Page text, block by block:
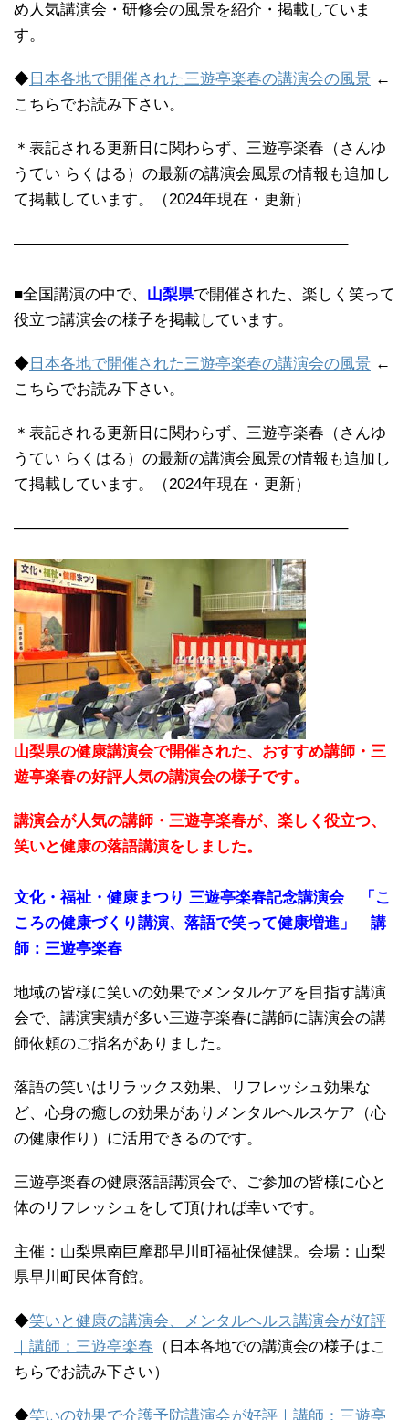
め人気講演会・研修会の風景を紹介・掲載していま
す。
◆ 日本各地で開催された三遊亭楽春の講演会の風景 ←
こちらでお読み下さい。
＊表記される更新日に関わらず、三遊亭楽春（さんゆ
うてい らくはる）の最新の講演会風景の情報も追加し
て掲載しています。（2024年現在・更新）
—————————————————————–
■全国講演の中で、 山梨県で開催された、楽しく笑って
役立つ講演会の様子を掲載しています。
◆ 日本各地で開催された三遊亭楽春の講演会の風景 ←
こちらでお読み下さい。
＊表記される更新日に関わらず、三遊亭楽春（さんゆ
うてい らくはる）の最新の講演会風景の情報も追加し
て掲載しています。（2024年現在・更新）
—————————————————————–
山梨県の健康講演会で開催された、おすすめ講師・三
遊亭楽春の好評人気の講演会の様子です。
講演会が人気の講師・三遊亭楽春が、楽しく役立つ、
笑いと健康の落語講演をしました。
文化・福祉・健康まつり 三遊亭楽春記念講演会 「こ
ころの健康づくり講演、落語で笑って健康増進」 講
師：三遊亭楽春
地域の皆様に笑いの効果でメンタルケアを目指す講演
会で、講演実績が多い三遊亭楽春に講師に講演会の講
師依頼のご指名がありました。
落語の笑いはリラックス効果、リフレッシュ効果な
ど、心身の癒しの効果がありメンタルヘルスケア（心
の健康作り）に活用できるのです。
三遊亭楽春の健康落語講演会で、ご参加の皆様に心と
体のリフレッシュをして頂ければ幸いです。
主催：山梨県南巨摩郡早川町福祉保健課。会場：山梨
県早川町民体育館。
◆笑いと健康の講演会、メンタルヘルス講演会が好評
｜講師：三遊亭楽春 （日本各地での講演会の様子はこ
ちらでお読み下さい）
◆笑いの効果で介護予防講演会が好評｜講師：三遊亭